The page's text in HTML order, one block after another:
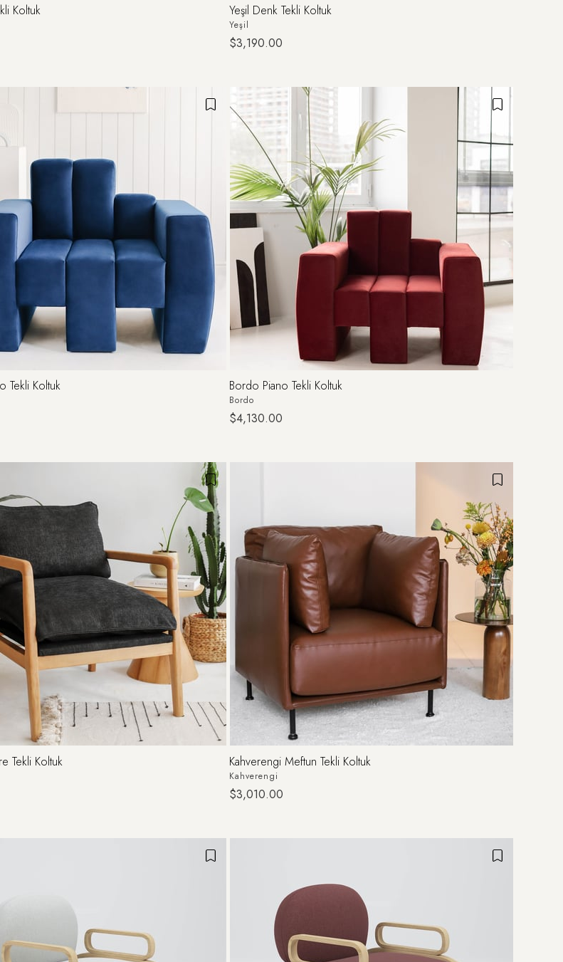
Koltuk Yeşil Denk Tekli Koltuk
Yeşil
$3,190.00
Tekli Koltuk Bordo Piano Tekli Koltuk
Bordo
$4,130.00
Tekli Koltuk Kahverengi Meftun Tekli Koltuk
Kahverengi
$3,010.00